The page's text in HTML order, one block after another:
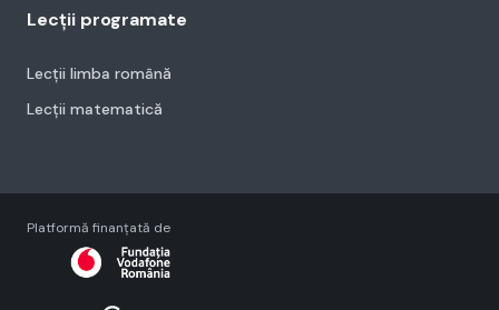
Lecții programate
Lecții limba română
Lecții matematică
Platformă finanțată de